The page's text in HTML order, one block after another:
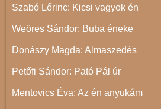
Szabó Lőrinc: Kicsi vagyok én
Weöres Sándor: Buba éneke
Donászy Magda: Almaszedés
Petőfi Sándor: Pató Pál úr
Mentovics Éva: Az én anyukám